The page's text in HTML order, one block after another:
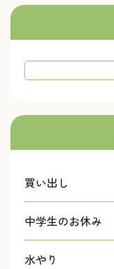
買い出し
中学生のお休み
水やり